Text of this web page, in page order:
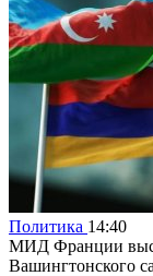
Политика 14:40
МИД Франции
Вашингтонского